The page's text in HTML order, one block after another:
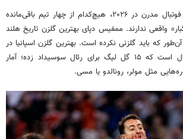
اما شاید به‌خاطر ماهیت فوتبال مدرن در ۲۰۲۶، هیچ‌کدام از چهار تیم باقی‌مانده
واقعی ندارند. ممفیس دپای بهترین گلزن تاریخ هلند
که باید گلزنی نکرده است. بهترین گلزن اسپانیا در
این گروه میکل اویارسابال است که ۱۵ گل لیگ برای رئال سوسیداد زده؛ آمار
مثل مولر، رونالدو یا مسی.